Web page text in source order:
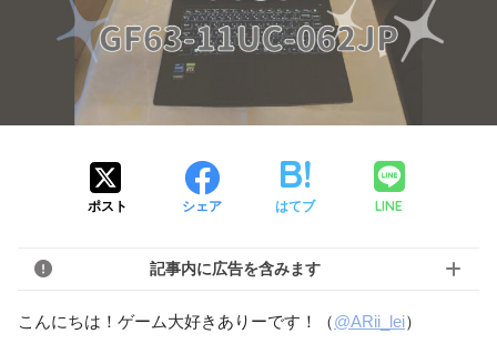
ポスト シェア はてブ LINE
記事内に広告を含みます
こんにちは！ゲーム大好きありーです！（@ARii_lei）